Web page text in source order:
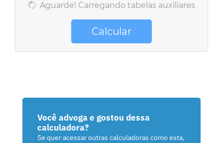
Aguarde! Carregando tabelas auxiliares
Calcular
Você advoga e gostou dessa
calculadora?
Se quer acessar outras calculadoras como esta,